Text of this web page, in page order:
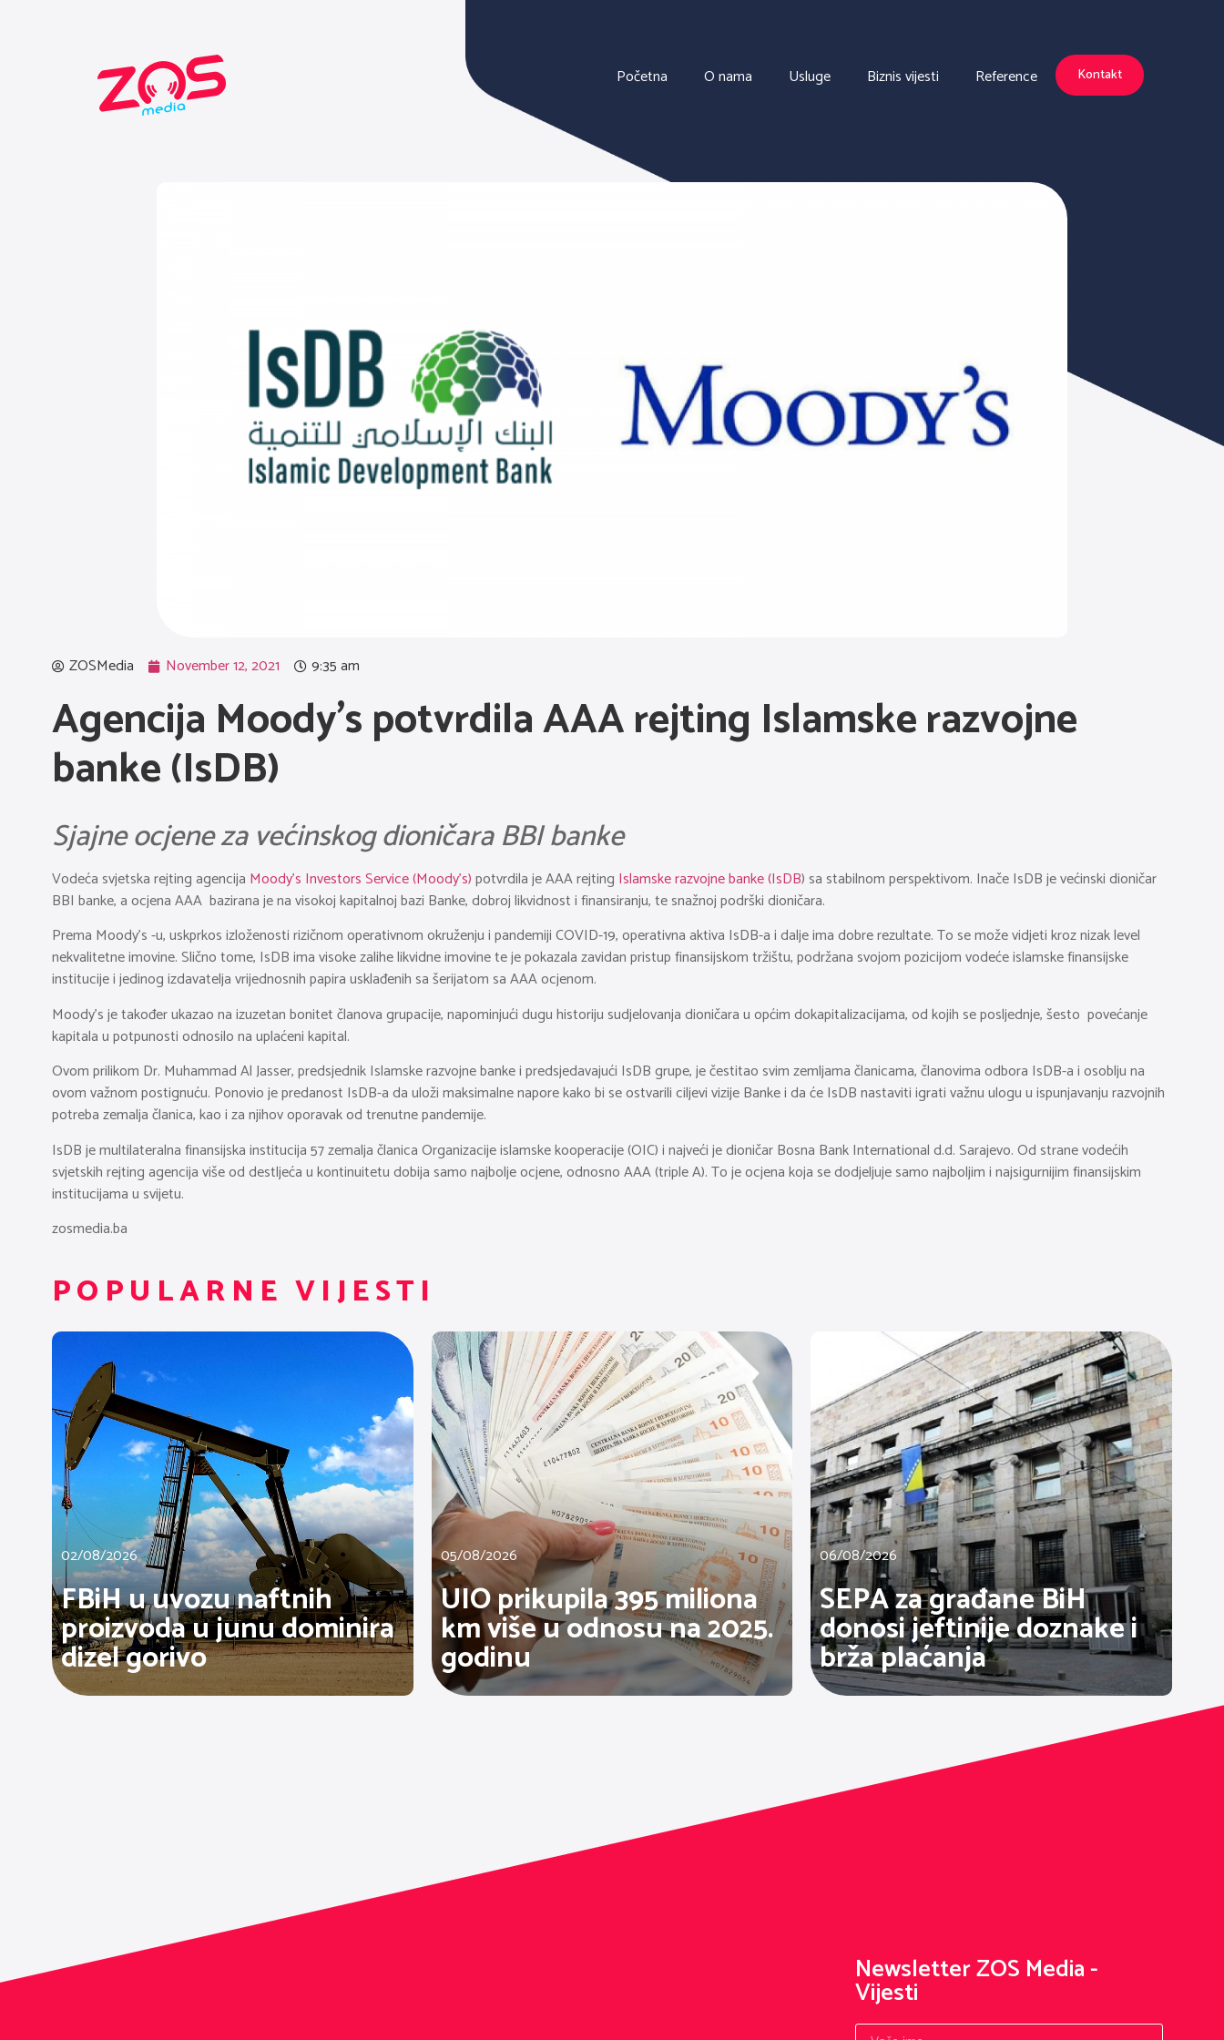
Početna O nama Usluge Biznis vijesti Reference Kontakt
ZOSMedia November 12, 2021 9:35 am
Agencija Moody’s potvrdila AAA rejting Islamske razvojne
banke (IsDB)
Sjajne ocjene za većinskog dioničara BBI banke
Vodeća svjetska rejting agencija Moody’s Investors Service (Moody’s)potvrdila je AAA rejting Islamske razvojne banke (IsDB) sa stabilnom perspektivom. Inače IsDB je većinski dioničar
BBI banke, a ocjena AAA bazirana je na visokoj kapitalnoj bazi Banke, dobroj likvidnost i finansiranju, te snažnoj podrški dioničara.
Prema Moody’s -u, uskprkos izloženosti rizičnom operativnom okruženju i pandemiji COVID-19, operativna aktiva IsDB-a i dalje ima dobre rezultate. To se može vidjeti kroz nizak level
nekvalitetne imovine. Slično tome, IsDB ima visoke zalihe likvidne imovine te je pokazala zavidan pristup finansijskom tržištu, podržana svojom pozicijom vodeće islamske finansijske
institucije i jedinog izdavatelja vrijednosnih papira usklađenih sa šerijatom sa AAA ocjenom.
Moody’s je također ukazao na izuzetan bonitet članova grupacije, napominjući dugu historiju sudjelovanja dioničara u općim dokapitalizacijama, od kojih se posljednje, šesto povećanje
kapitala u potpunosti odnosilo na uplaćeni kapital.
Ovom prilikom Dr. Muhammad Al Jasser, predsjednik Islamske razvojne banke i predsjedavajući IsDB grupe, je čestitao svim zemljama članicama, članovima odbora IsDB-a i osoblju na
ovom važnom postignuću. Ponovio je predanost IsDB-a da uloži maksimalne napore kako bi se ostvarili ciljevi vizije Banke i da će IsDB nastaviti igrati važnu ulogu u ispunjavanju razvojnih
potreba zemalja članica, kao i za njihov oporavak od trenutne pandemije.
IsDB je multilateralna finansijska institucija 57 zemalja članica Organizacije islamske kooperacije (OIC) i najveći je dioničar Bosna Bank International d.d. Sarajevo. Od strane vodećih
svjetskih rejting agencija više od destljeća u kontinuitetu dobija samo najbolje ocjene, odnosno AAA (triple A). To je ocjena koja se dodjeljuje samo najboljim i najsigurnijim finansijskim
institucijama u svijetu.
zosmedia.ba
POPULARNE VIJESTI
02/08/2026
FBiH u uvozu naftnih
proizvoda u junu dominira
dizel gorivo
05/08/2026
UIO prikupila 395 miliona
km više u odnosu na 2025.
godinu
06/08/2026
SEPA za građane BiH
donosi jeftinije doznake i
brža plaćanja
Newsletter ZOS Media -
Vijesti